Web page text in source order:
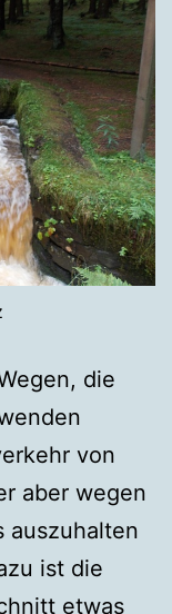
die
von
aber wegen
auszuhalten
ist die
etwas